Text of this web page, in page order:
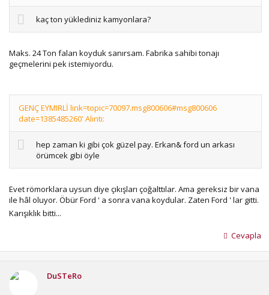
kaç ton yüklediniz kamyonlara?
Maks. 24 Ton falan koyduk sanırsam. Fabrika sahibi tonajı
geçmelerini pek istemiyordu.
GENÇ EYMIRLİ link=topic=70097.msg800606#msg800606
date=1385485260' Alıntı:
hep zaman ki gibi çok güzel pay. Erkan& ford un arkası
örümcek gibi öyle
Evet römorklara uysun diye çıkışları çoğalttılar. Ama gereksiz bir vana
ile hâl oluyor. Öbür Ford ' a sonra vana koydular. Zaten Ford ' lar gitti.
Karışıklık bitti...
Cevapla
DuSTeRo